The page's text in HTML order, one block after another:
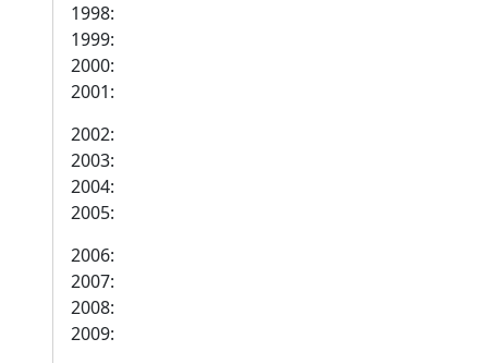
1998:
1999:
2000:
2001:
2002:
2003:
2004:
2005:
2006:
2007:
2008:
2009: